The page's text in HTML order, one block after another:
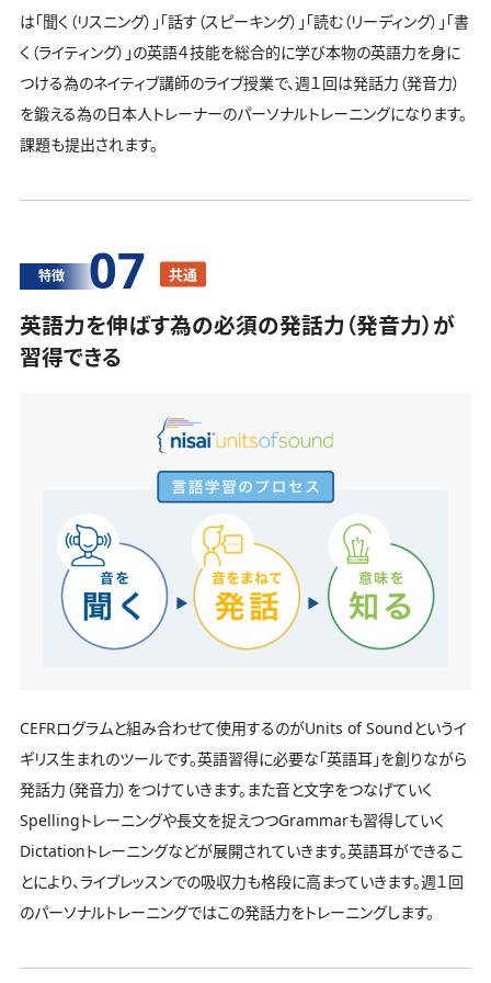
は「聞く（リスニング）」「話す（スピーキング）」「読む（リーディング）」「書
く（ライティング）」の英語４技能を総合的に学び本物の英語力を身に
つける為のネイティブ講師のライブ授業で、週１回は発話力（発音力）
を鍛える為の日本人トレーナーのパーソナルトレーニングになります。
課題も提出されます。
特徴 07 共通
英語力を伸ばす為の必須の発話力（発音力）が
習得できる
CEFRログラムと組み合わせて使用するのがUnits of Soundというイ
ギリス生まれのツールです。英語習得に必要な「英語耳」を創りながら
発話力（発音力）をつけていきます。また音と文字をつなげていく
Spellingトレーニングや長文を捉えつつGrammarも習得していく
Dictationトレーニングなどが展開されていきます。英語耳ができるこ
とにより、ライブレッスンでの吸収力も格段に高まっていきます。週１回
のパーソナルトレーニングではこの発話力をトレーニングします。